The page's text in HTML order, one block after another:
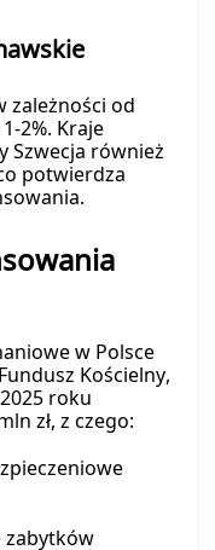
zależności od
2%. Kraje
Szwecja również
potwierdza
w Polsce
Kościelny,
roku
zł, z czego:
zabytków